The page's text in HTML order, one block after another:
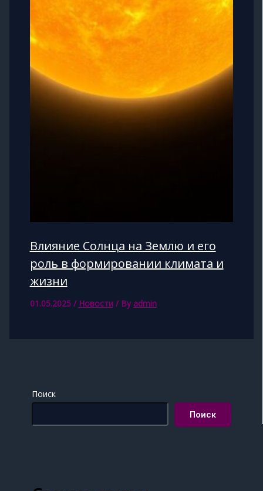
Влияние Солнца на Землю и его
роль в формировании климата и
жизни
01.05.2025 / Новости/ By admin
Поиск
Поиск